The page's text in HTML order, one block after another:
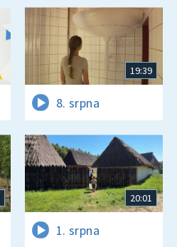
19:39
8. srpna
20:01
1. srpna